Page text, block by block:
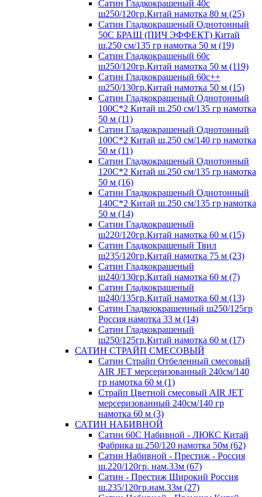
Сатин Гладкокрашеный 40с
ш250/120гр.Китай намотка 80 м (25)
Сатин Гладкокрашеный Однотонный
50С БРАШ (ПИЧ ЭФФЕКТ) Китай
ш.250 см/135 гр намотка 50 м (19)
Сатин Гладкокрашеный 60с
ш250/120гр.Китай намотка 50 м (119)
Сатин Гладкокрашеный 60с++
ш250/130гр.Китай намотка 50 м (15)
Сатин Гладкокрашеный Однотонный
100С*2 Китай ш.250 см/135 гр намотка
50 м (11)
Сатин Гладкокрашеный Однотонный
100С*2 Китай ш.250 см/140 гр намотка
50 м (11)
Сатин Гладкокрашеный Однотонный
120С*2 Китай ш.250 см/135 гр намотка
50 м (16)
Сатин Гладкокрашеный Однотонный
140С*2 Китай ш.250 см/135 гр намотка
50 м (14)
Сатин Гладкокрашеный
ш220/120гр.Китай намотка 60 м (15)
Сатин Гладкокрашеный Твил
ш235/120гр.Китай намотка 75 м (23)
Сатин Гладкокрашеный
ш240/130гр.Китай намотка 60 м (7)
Сатин Гладкокрашеный
ш240/135гр.Китай намотка 60 м (13)
Сатин Гладкоокрашенный ш250/125гр
Россия намотка 33 м (14)
Сатин Гладкокрашеный
ш250/125гр.Китай намотка 60 м (17)
САТИН СТРАЙП СМЕСОВЫЙ
Сатин Страйп Отбеленный смесовый
AIR JET мерсеризованный 240см/140
гр намотка 60 м (1)
Страйп Цветной смесовый AIR JET
мерсеризованный 240см/140 гр
намотка 60 м (3)
САТИН НАБИВНОЙ
Сатин 60С Набивной - ЛЮКС Китай
Фабрика ш.250/120 намотка 50м (62)
Сатин Набивной - Престиж - Россия
ш.220/120гр. нам.33м (67)
Сатин - Престиж Широкий Россия
ш.235/120гр.нам.33м (27)